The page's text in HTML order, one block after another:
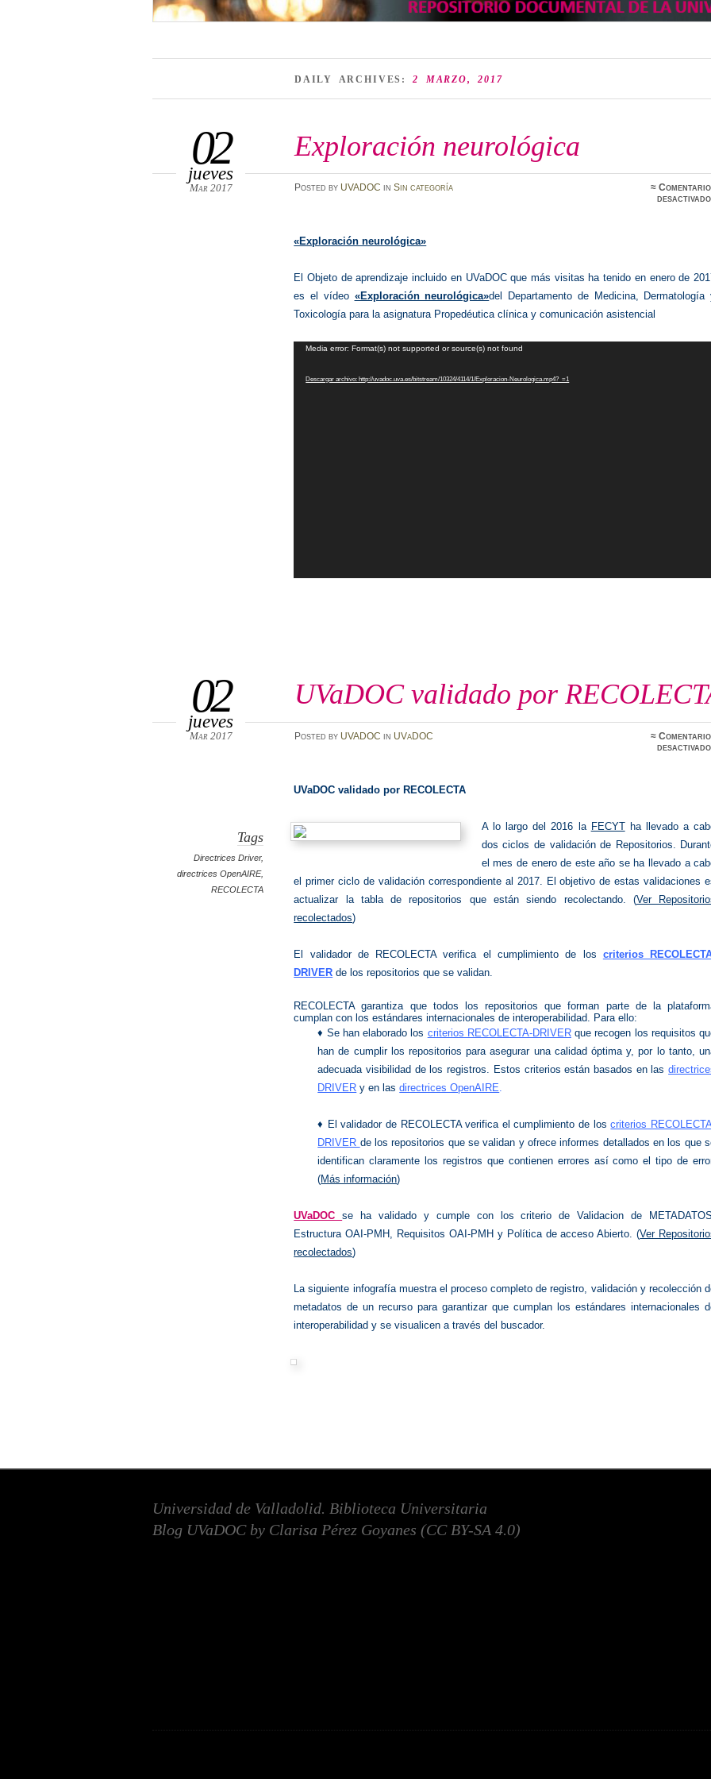
DAILY ARCHIVES:2 MARZO, 2017
Exploración neurológica
02
jueves
Mar 2017 Posted by UVADOC in Sin categoría ≈
«Exploración neurológica»
El Objeto de aprendizaje incluido en UVaDOC que más visitas ha tenido en enero de
es el vídeo «Exploración neurológica»del Departamento de Medicina, Dermatología
Toxicología para la asignatura Propedéutica clínica y comunicación asistencial
Reproductor
Media error: Format(s) not supported or source(s) not found
Descargar archivo: http://uvadoc.uva.es/bitstream/10324/4114/1/Exploracion-Neurologica.mp4?_=1
UVaDOC validado por
02
jueves
Mar 2017 Posted by UVADOC in UVaDOC ≈
Tags
Directrices Driver,
directrices OpenAIRE,
RECOLECTA
UVaDOC validado por RECOLECTA
A lo largo del 2016 la FECYTha llevado a
dos ciclos de validación de Repositorios.
el mes de enero de este año se ha llevado a
el primer ciclo de validación correspondiente al 2017. El objetivo de estas validaciones
actualizar la tabla de repositorios que están siendo recolectando. (Ver
recolectados)
El validador de RECOLECTA verifica el cumplimiento de los criterios
DRIVER de los repositorios que se validan.
RECOLECTA garantiza que todos los repositorios que forman parte de la
cumplan con los estándares internacionales de interoperabilidad. Para ello:
♦ Se han elaborado los criterios RECOLECTA-DRIVER que recogen los requisitos
han de cumplir los repositorios para asegurar una calidad óptima y, por lo tanto,
adecuada visibilidad de los registros. Estos criterios están basados en las
DRIVER y en las directrices OpenAIRE
♦ El validador de RECOLECTA verifica el cumplimiento de los criterios
DRIVER de los repositorios que se validan y ofrece informes detallados en los que
identifican claramente los registros que contienen errores así como el tipo de
(Más información)
UVaDOCse ha validado y cumple con los criterio de Validacion de METADATOS,
Estructura OAI-PMH, Requisitos OAI-PMH y Política de acceso Abierto. (Ver
recolectados)
La siguiente infografía muestra el proceso completo de registro, validación y recolección
metadatos de un recurso para garantizar que cumplan los estándares internacionales
interoperabilidad y se visualicen a través del buscador.
Universidad de Valladolid. Biblioteca Universitaria
Blog UVaDOC by Clarisa Pérez Goyanes (CC BY-SA 4.0)